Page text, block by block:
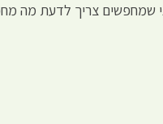
שמחפשים צריך לדעת מה